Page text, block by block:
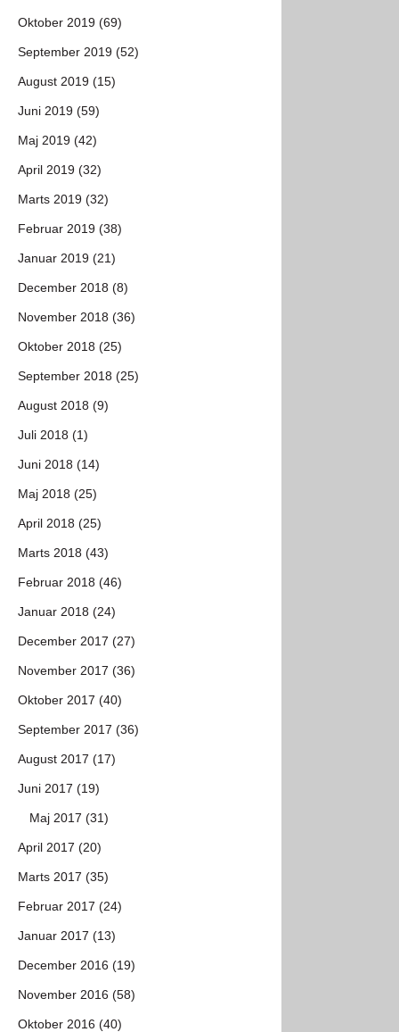
Oktober 2019 (69)
September 2019 (52)
August 2019 (15)
Juni 2019 (59)
Maj 2019 (42)
April 2019 (32)
Marts 2019 (32)
Februar 2019 (38)
Januar 2019 (21)
December 2018 (8)
November 2018 (36)
Oktober 2018 (25)
September 2018 (25)
August 2018 (9)
Juli 2018 (1)
Juni 2018 (14)
Maj 2018 (25)
April 2018 (25)
Marts 2018 (43)
Februar 2018 (46)
Januar 2018 (24)
December 2017 (27)
November 2017 (36)
Oktober 2017 (40)
September 2017 (36)
August 2017 (17)
Juni 2017 (19)
Maj 2017 (31)
April 2017 (20)
Marts 2017 (35)
Februar 2017 (24)
Januar 2017 (13)
December 2016 (19)
November 2016 (58)
Oktober 2016 (40)